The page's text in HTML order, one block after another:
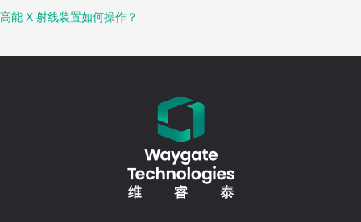
高能 X 射线装置如何操作？